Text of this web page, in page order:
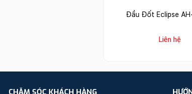
Đầu Đốt Eclipse
Liên hệ